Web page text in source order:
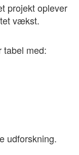
projekt oplever
vækst.
med:
udforskning.